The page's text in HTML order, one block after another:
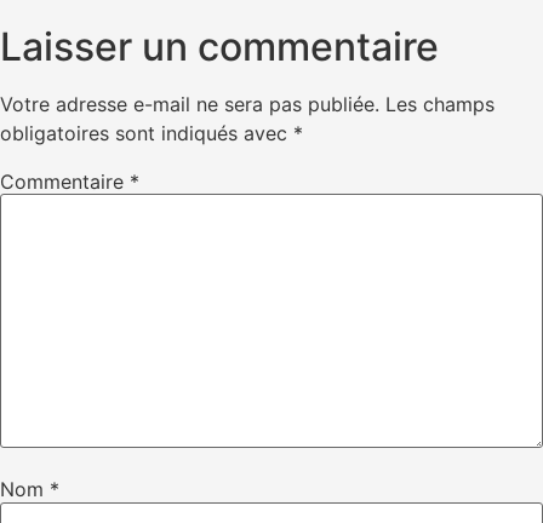
Laisser un commentaire
Votre adresse e-mail ne sera pas publiée. Les champs
obligatoires sont indiqués avec *
Commentaire *
Nom *